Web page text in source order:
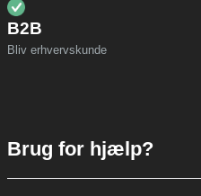
B2B
Bliv erhvervskunde
Brug for hjælp?